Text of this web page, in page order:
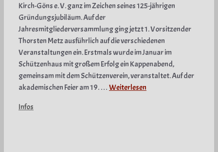
Kirch-Göns e. V. ganz im Zeichen seines 125-jährigen
Gründungsjubiläum. Auf der
Jahresmitgliederversammlung ging jetzt 1. Vorsitzender
Thorsten Metz ausführlich auf die verschiedenen
Veranstaltungen ein. Erstmals wurde im Januar im
Schützenhaus mit großem Erfolg ein Kappenabend,
gemeinsam mit dem Schützenverein, veranstaltet. Auf der
akademischen Feier am 19. … Weiterlesen
Kategorien
Infos